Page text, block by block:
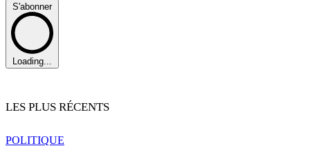
S'abonner
Loading...
LES PLUS RÉCENTS
POLITIQUE